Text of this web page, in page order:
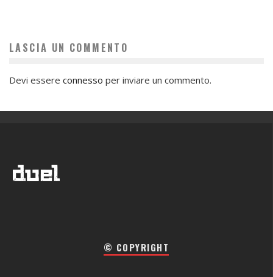
LASCIA UN COMMENTO
Devi essere connesso per inviare un commento.
© COPYRIGHT